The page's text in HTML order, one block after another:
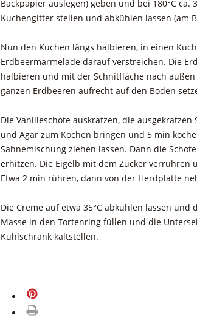
Backpapier auslegen) geben und bei 180°C
Kuchengitter stellen und abkühlen lassen (am
Nun den Kuchen längs halbieren, in einen
Erdbeermarmelade darauf verstreichen. Die
halbieren und mit der Schnitfläche nach
ganzen Erdbeeren aufrecht auf den Boden
Die Vanilleschote auskratzen, die
und Agar zum Kochen bringen und 5 min
Sahnemischung ziehen lassen. Dann die
erhitzen. Die Eigelb mit dem Zucker
Etwa 2 min rühren, dann von der Herdplatte
Die Creme auf etwa 35°C abkühlen lassen
Masse in den Tortenring füllen und die
Kühlschrank kaltstellen.